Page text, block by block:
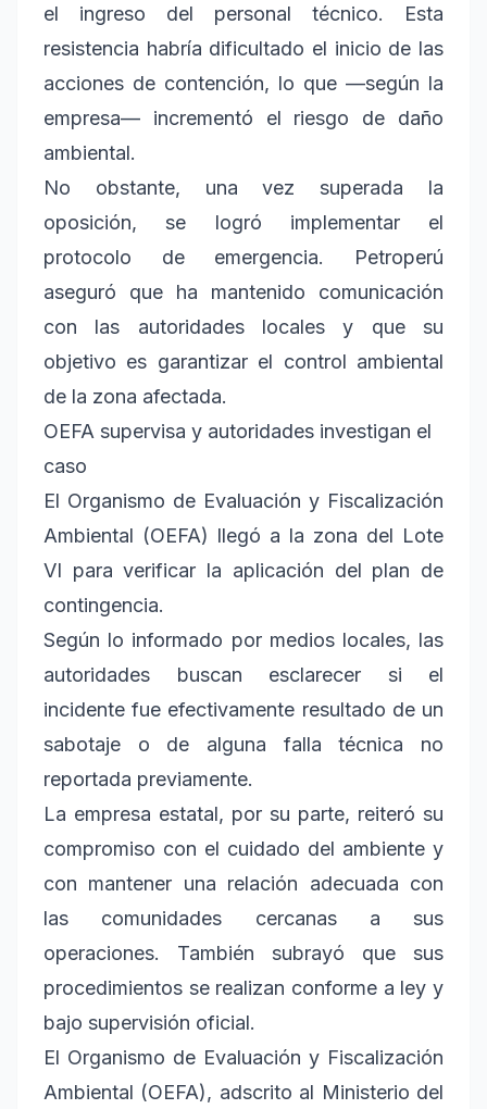
el ingreso del personal técnico. Esta
resistencia habría dificultado el inicio de las
acciones de contención, lo que —según la
empresa— incrementó el riesgo de daño
ambiental.
No obstante, una vez superada la
oposición, se logró implementar el
protocolo de emergencia. Petroperú
aseguró que ha mantenido comunicación
con las autoridades locales y que su
objetivo es garantizar el control ambiental
de la zona afectada.
OEFA supervisa y autoridades investigan el
caso
El Organismo de Evaluación y Fiscalización
Ambiental (OEFA) llegó a la zona del Lote
VI para verificar la aplicación del plan de
contingencia.
Según lo informado por medios locales, las
autoridades buscan esclarecer si el
incidente fue efectivamente resultado de un
sabotaje o de alguna falla técnica no
reportada previamente.
La empresa estatal, por su parte, reiteró su
compromiso con el cuidado del ambiente y
con mantener una relación adecuada con
las comunidades cercanas a sus
operaciones. También subrayó que sus
procedimientos se realizan conforme a ley y
bajo supervisión oficial.
El Organismo de Evaluación y Fiscalización
Ambiental (OEFA), adscrito al Ministerio del